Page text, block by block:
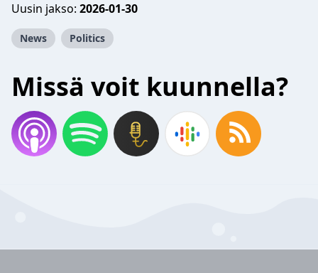
Uusin jakso: 2026-01-30
News Politics
Missä voit kuunnella?